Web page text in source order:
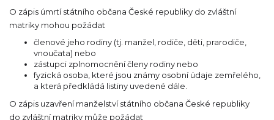
O zápis úmrtí státního občana České republiky do zvláštní
matriky mohou požádat
členové jeho rodiny (tj. manžel, rodiče, děti, prarodiče,
vnoučata) nebo
zástupci zplnomocnění členy rodiny nebo
fyzická osoba, které jsou známy osobní údaje zemřelého,
a která předkládá listiny uvedené dále.
O zápis uzavření manželství státního občana České republiky
do zvláštní matriky může požádat